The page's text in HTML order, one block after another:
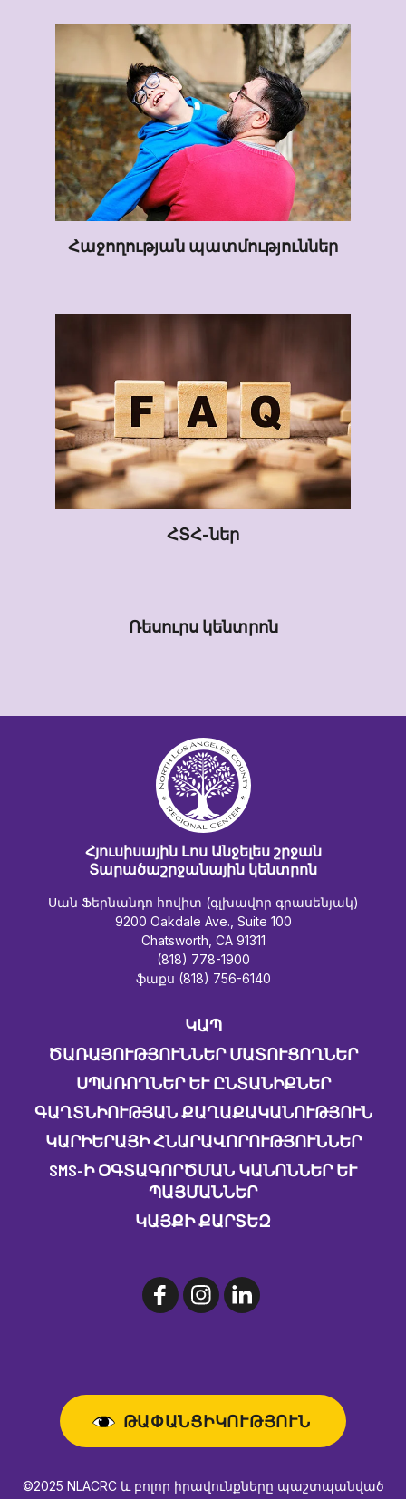
Հաջողության պատմություններ
ՀՏՀ-ներ
Ռեսուրս կենտրոն
Հյուսիսային Լոս Անջելես շրջան
Տարածաշրջանային կենտրոն
Սան Ֆերնանդո հովիտ (գլխավոր գրասենյակ)
9200 Oakdale Ave., Suite 100
Chatsworth, CA 91311
(818) 778-1900
ֆաքս (818) 756-6140
ԿԱՊ
ԾԱՌԱՅՈՒԹՅՈՒՆՆԵՐ ՄԱՏՈՒՑՈՂՆԵՐ
ՍՊԱՌՈՂՆԵՐ ԵՒ ԸՆՏԱՆԻՔՆԵՐ
ԳԱՂՏՆԻՈՒԹՅԱՆ ՔԱՂԱՔԱԿԱՆՈՒԹՅՈՒՆ
ԿԱՐԻԵՐԱՅԻ ՀՆԱՐԱՎՈՐՈՒԹՅՈՒՆՆԵՐ
SMS-Ի ՕԳՏԱԳՈՐԾՄԱՆ ԿԱՆՈՆՆԵՐ ԵՒ Պ
ԱՅՄԱՆՆԵՐ
ԿԱՅՔԻ ՔԱՐՏԵԶ
ԹԱՓԱՆՑԻԿՈՒԹՅՈՒՆ
©2025 NLACRC և բոլոր իրավունքները պաշտպանված